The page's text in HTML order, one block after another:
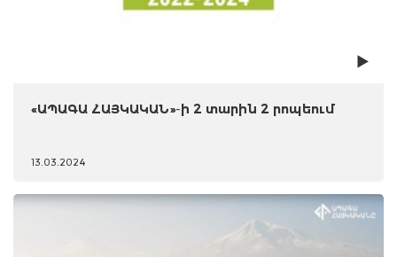
«ԱՊԱԳԱ ՀԱՅԿԱԿԱՆ»-ի 2 տարին 2 րոպեում
13.03.2024